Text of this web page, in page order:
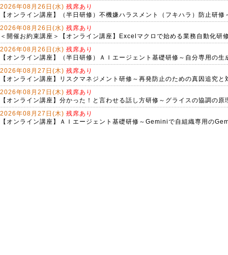
2026年08月26日(水) 残席あり
【オンライン講座】（半日研修）不機嫌ハラスメント（フキハラ）防止研
2026年08月26日(水) 残席あり
＜開催お約束講座＞【オンライン講座】Excelマクロで始める業務自動化研
2026年08月26日(水) 残席あり
【オンライン講座】（半日研修）ＡＩエージェント基礎研修～自分専用の
2026年08月27日(木) 残席あり
【オンライン講座】リスクマネジメント研修～再発防止のための真因追究と
2026年08月27日(木) 残席あり
【オンライン講座】分かった！と言わせる話し方研修～グライスの協調の原
2026年08月27日(木) 残席あり
【オンライン講座】ＡＩエージェント基礎研修～Geminiで自組織専用の